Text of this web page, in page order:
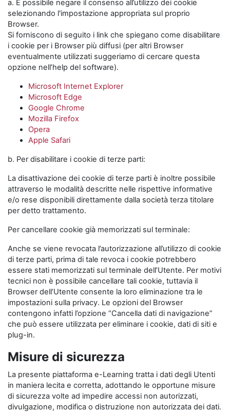
a. È possibile negare il consenso all’utilizzo dei cookie
selezionando l'impostazione appropriata sul proprio
Browser.
Si forniscono di seguito i link che spiegano come disabilitare
i cookie per i Browser più diffusi (per altri Browser
eventualmente utilizzati suggeriamo di cercare questa
opzione nell’help del software).
Microsoft Internet Explorer
Microsoft Edge
Google Chrome
Mozilla Firefox
Opera
Apple Safari
b. Per disabilitare i cookie di terze parti:
La disattivazione dei cookie di terze parti è inoltre possibile
attraverso le modalità descritte nelle rispettive informative
e/o rese disponibili direttamente dalla società terza titolare
per detto trattamento.
Per cancellare cookie già memorizzati sul terminale:
Anche se viene revocata l’autorizzazione all’utilizzo di cookie
di terze parti, prima di tale revoca i cookie potrebbero
essere stati memorizzati sul terminale dell’Utente. Per motivi
tecnici non è possibile cancellare tali cookie, tuttavia il
Browser dell’Utente consente la loro eliminazione tra le
impostazioni sulla privacy. Le opzioni del Browser
contengono infatti l’opzione “Cancella dati di navigazione”
che può essere utilizzata per eliminare i cookie, dati di siti e
plug-in.
Misure di sicurezza
La presente piattaforma e-Learning tratta i dati degli Utenti
in maniera lecita e corretta, adottando le opportune misure
di sicurezza volte ad impedire accessi non autorizzati,
divulgazione, modifica o distruzione non autorizzata dei dati.